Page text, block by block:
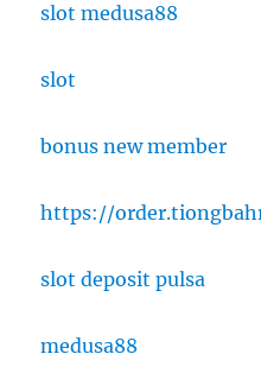
slot medusa88
slot
bonus new member
https://
slot deposit pulsa
medusa88